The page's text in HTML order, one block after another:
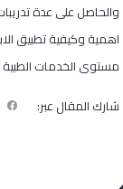
والحاصل على عدة
اهمية وكيفية تطبيق
مستوى الخدمات
شارك المقال عبر: